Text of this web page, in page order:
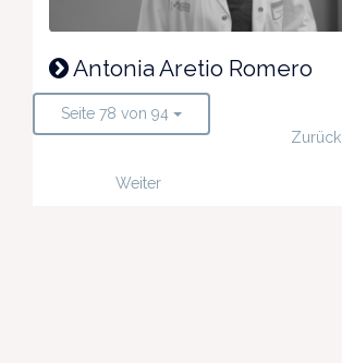
Antonia Aretio Romero
Seite 78 von 94
Zurück
Weiter